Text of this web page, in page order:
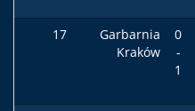
17
Garbarnia
Kraków
0
-
1